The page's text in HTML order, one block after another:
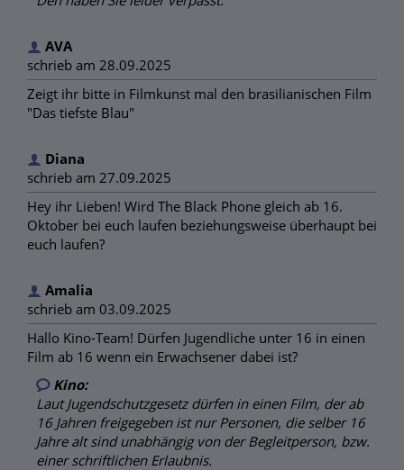
AVA
schrieb am 28.09.2025
Zeigt ihr bitte in Filmkunst mal den brasilianischen Film
"Das tiefste Blau"
Diana
schrieb am 27.09.2025
Hey ihr Lieben! Wird The Black Phone gleich ab 16.
Oktober bei euch laufen beziehungsweise überhaupt bei
euch laufen?
Amalia
schrieb am 03.09.2025
Hallo Kino-Team! Dürfen Jugendliche unter 16 in einen
Film ab 16 wenn ein Erwachsener dabei ist?
Kino:
Laut Jugendschutzgesetz dürfen in einen Film, der ab
16 Jahren freigegeben ist nur Personen, die selber 16
Jahre alt sind unabhängig von der Begleitperson, bzw.
einer schriftlichen Erlaubnis.